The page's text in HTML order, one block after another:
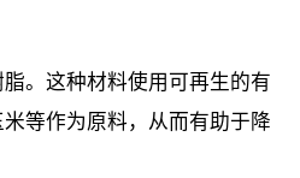
。这种材料使用可再生的有
等作为原料，从而有助于降